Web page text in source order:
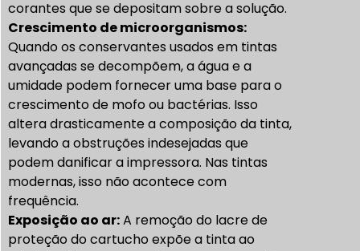
corantes que se depositam sobre a solução.
Crescimento de microorganismos:
Quando os conservantes usados em tintas
avançadas se decompõem, a água e a
umidade podem fornecer uma base para o
crescimento de mofo ou bactérias. Isso
altera drasticamente a composição da tinta,
levando a obstruções indesejadas que
podem danificar a impressora. Nas tintas
modernas, isso não acontece com
frequência.
Exposição ao ar:A remoção do lacre de
proteção do cartucho expõe a tinta ao